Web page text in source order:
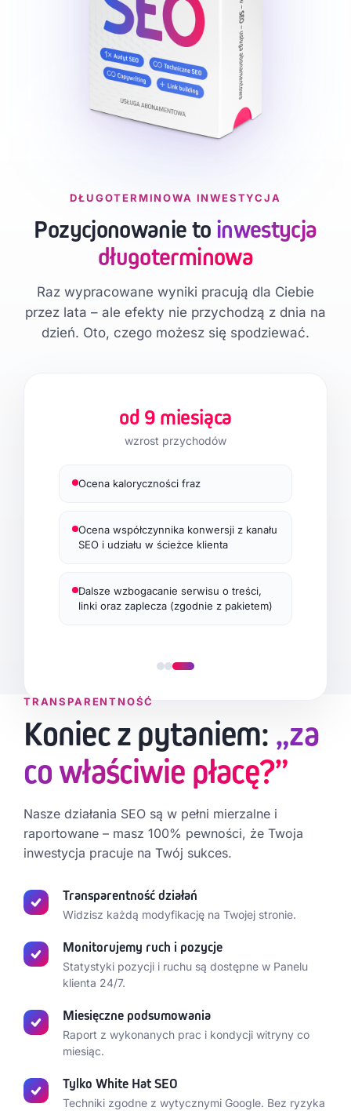
DŁUGOTERMINOWA INWESTYCJA
Pozycjonowanie to inwestycja
długoterminowa
Raz wypracowane wyniki pracują dla Ciebie
przez lata – ale efekty nie przychodzą z dnia na
dzień. Oto, czego możesz się spodziewać.
od 9 miesiąca
wzrost przychodów
Ocena kaloryczności fraz
Ocena współczynnika konwersji z kanału
SEO i udziału w ścieżce klienta
Dalsze wzbogacanie serwisu o treści,
linki oraz zaplecza (zgodnie z pakietem)
TRANSPARENTNOŚĆ
Koniec z pytaniem: „za
co właściwie płacę?”
Nasze działania SEO są w pełni mierzalne i
raportowane – masz 100% pewności, że Twoja
inwestycja pracuje na Twój sukces.
Transparentność działań
Widzisz każdą modyfikację na Twojej stronie.
Monitorujemy ruch i pozycje
Statystyki pozycji i ruchu są dostępne w Panelu
klienta 24/7.
Miesięczne podsumowania
Raport z wykonanych prac i kondycji witryny co
miesiąc.
Tylko White Hat SEO
Techniki zgodne z wytycznymi Google. Bez ryzyka